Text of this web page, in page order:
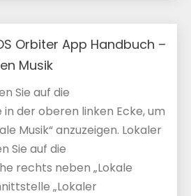
Orbiter App Handbuch –
Musik
Sie auf die
der oberen linken Ecke, um
Musik“ anzuzeigen. Lokaler
Sie auf die
rechts neben „Lokale
„Lokaler